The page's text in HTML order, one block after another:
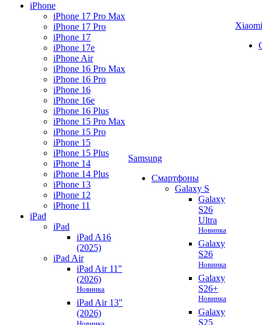
iPhone
iPhone 17 Pro Max
iPhone 17 Pro
iPhone 17
iPhone 17e
iPhone Air
iPhone 16 Pro Max
iPhone 16 Pro
iPhone 16
iPhone 16e
iPhone 16 Plus
iPhone 15 Pro Max
iPhone 15 Pro
iPhone 15
iPhone 15 Plus
iPhone 14
iPhone 14 Plus
iPhone 13
iPhone 12
iPhone 11
iPad
iPad
iPad A16
(2025)
iPad Air
iPad Air 11"
(2026)
Новинка
iPad Air 13"
(2026)
Новинка
Samsung
Смартфоны
Galaxy S
Galaxy
S26
Ultra
Новинка
Galaxy
S26
Новинка
Galaxy
S26+
Новинка
Galaxy
S25
Xiaomi